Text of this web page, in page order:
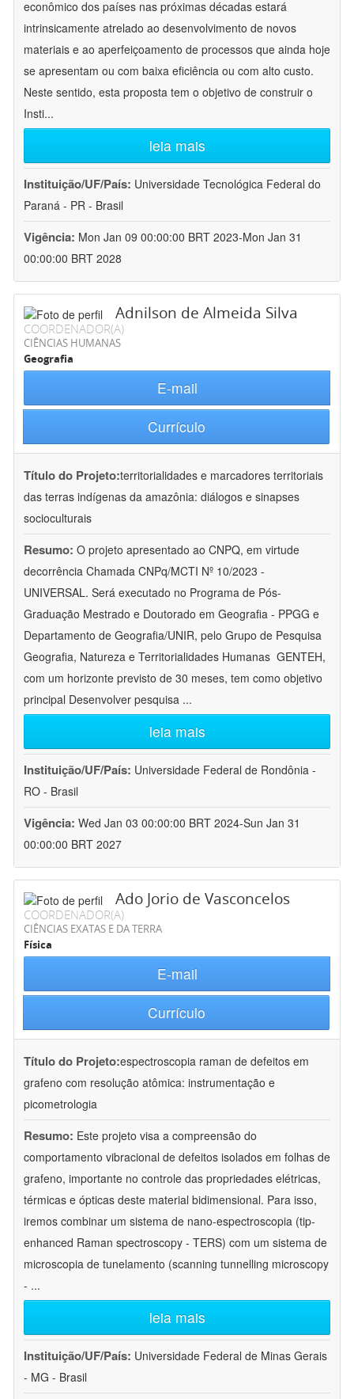
econômico dos países nas próximas décadas estará
intrinsicamente atrelado ao desenvolvimento de novos
materiais e ao aperfeiçoamento de processos que ainda hoje
se apresentam ou com baixa eficiência ou com alto custo.
Neste sentido, esta proposta tem o objetivo de construir o
Insti...
leia mais
Instituição/UF/País: Universidade Tecnológica Federal do
Paraná - PR - Brasil
Vigência: Mon Jan 09 00:00:00 BRT 2023-Mon Jan 31
00:00:00 BRT 2028
Adnilson de Almeida Silva
COORDENADOR(A)
CIÊNCIAS HUMANAS
Geografia
E-mail
Currículo
Título do Projeto:territorialidades e marcadores territoriais
das terras indígenas da amazônia: diálogos e sinapses
socioculturais
Resumo: O projeto apresentado ao CNPQ, em virtude
decorrência Chamada CNPq/MCTI Nº 10/2023 -
UNIVERSAL. Será executado no Programa de Pós-
Graduação Mestrado e Doutorado em Geografia - PPGG e
Departamento de Geografia/UNIR, pelo Grupo de Pesquisa
Geografia, Natureza e Territorialidades Humanas  GENTEH,
com um horizonte previsto de 30 meses, tem como objetivo
principal Desenvolver pesquisa ...
leia mais
Instituição/UF/País: Universidade Federal de Rondônia -
RO - Brasil
Vigência: Wed Jan 03 00:00:00 BRT 2024-Sun Jan 31
00:00:00 BRT 2027
Ado Jorio de Vasconcelos
COORDENADOR(A)
CIÊNCIAS EXATAS E DA TERRA
Física
E-mail
Currículo
Título do Projeto:espectroscopia raman de defeitos em
grafeno com resolução atômica: instrumentação e
picometrologia
Resumo: Este projeto visa a compreensão do
comportamento vibracional de defeitos isolados em folhas de
grafeno, importante no controle das propriedades elétricas,
térmicas e ópticas deste material bidimensional. Para isso,
iremos combinar um sistema de nano-espectroscopia (tip-
enhanced Raman spectroscopy - TERS) com um sistema de
microscopia de tunelamento (scanning tunnelling microscopy
- ...
leia mais
Instituição/UF/País: Universidade Federal de Minas Gerais
- MG - Brasil